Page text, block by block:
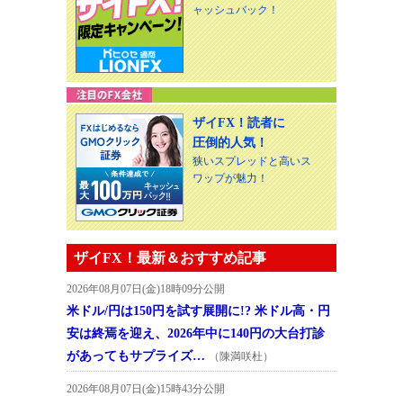
ャッシュバック！
ザイFX！読者に
圧倒的人気！
狭いスプレッドと高いス
ワップが魅力！
ザイFX！最新＆おすすめ記事
2026年08月07日(金)18時09分公開
米ドル/円は150円を試す展開に!? 米ドル高・円
安は終焉を迎え、2026年中に140円の大台打診
があってもサプライズ…
（陳満咲杜）
2026年08月07日(金)15時43分公開